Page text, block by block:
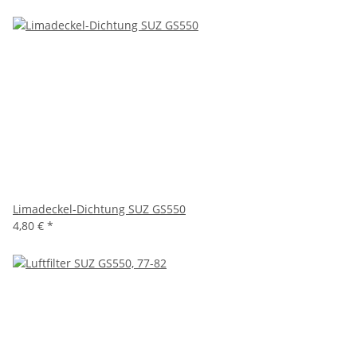
Limadeckel-Dichtung SUZ GS550
4,80 € *